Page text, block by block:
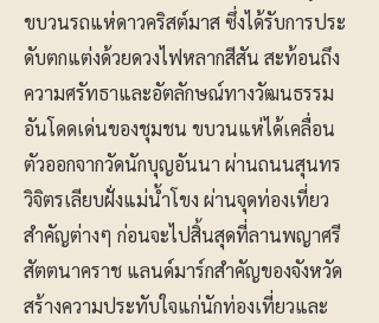
ขบวนรถแห่ดาวคริสต์มาส ซึ่งได้รับการประ
ดับตกแต่งด้วยดวงไฟหลากสีสัน สะท้อนถึง
ความศรัทธาและอัตลักษณ์ทางวัฒนธรรม
อันโดดเด่นของชุมชน ขบวนแห่ได้เคลื่อน
ตัวออกจากวัดนักบุญอันนา ผ่านถนนสุนทร
วิจิตรเลียบฝั่งแม่น้ำโขง ผ่านจุดท่องเที่ยว
สำคัญต่างๆ ก่อนจะไปสิ้นสุดที่ลานพญาศรี
สัตตนาคราช แลนด์มาร์กสำคัญของจังหวัด
สร้างความประทับใจแก่นักท่องเที่ยวและ